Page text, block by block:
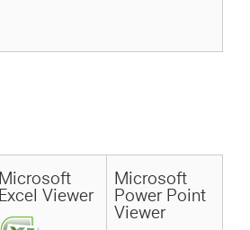
Microsoft
Excel Viewer
Microsoft
Power Point
Viewer